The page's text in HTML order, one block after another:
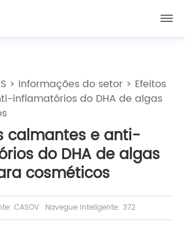
> Informações do setor > Efeitos
inflamatórios do DHA de algas
calmantes e anti-
do DHA de algas
cosméticos
CASOV Navegue inteligente: 372